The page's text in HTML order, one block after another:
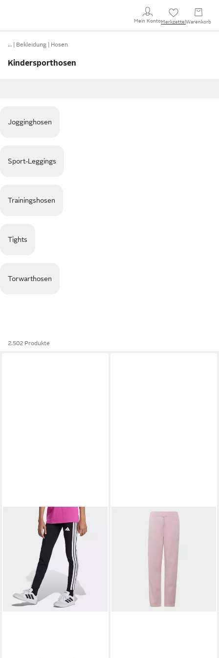
Mein KontoMerkzettel Warenkorb
… Bekleidung Hosen
Kindersporthosen
Jogginghosen
Sport-Leggings
Trainingshosen
Tights
Torwarthosen
2.502 Produkte